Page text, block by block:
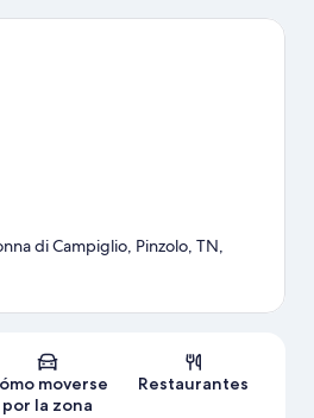
algo de tiempo a descubrir cuáles
di Campiglio, Pinzolo, TN,
moverse
por la zona
Restaurantes